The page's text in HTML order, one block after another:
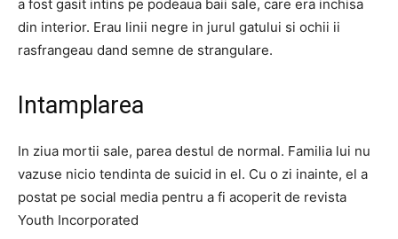
a fost gasit intins pe podeaua baii sale, care era inchisa
din interior. Erau linii negre in jurul gatului si ochii ii
rasfrangeau dand semne de strangulare.
Intamplarea
In ziua mortii sale, parea destul de normal. Familia lui nu
vazuse nicio tendinta de suicid in el. Cu o zi inainte, el a
postat pe social media pentru a fi acoperit de revista
Youth Incorporated